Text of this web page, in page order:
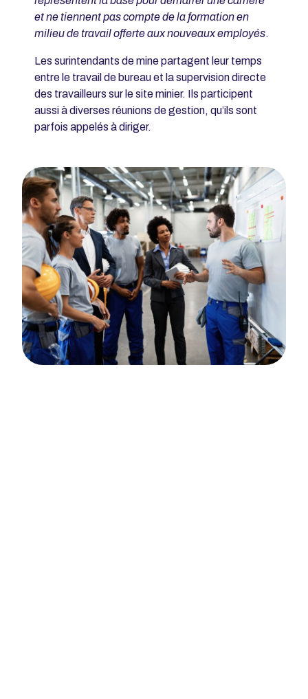
et ne tiennent pas compte de la formation en
milieu de travail offerte aux nouveaux employés.
Les surintendants de mine partagent leur temps
entre le travail de bureau et la supervision directe
des travailleurs sur le site minier. Ils participent
aussi à diverses réunions de gestion, qu’ils sont
parfois appelés à diriger.